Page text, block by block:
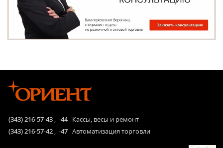
(343) 216-57-43 , -44 Кассы, весы и ремонт
(343) 216-57-42 , -47 Автоматизация торговли